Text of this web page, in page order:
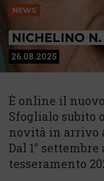
NEWS
NICHELINO N.
26.08.2025
È online il
Sfoglialo subito
novità in arrivo
Dal 1°
tesseramento